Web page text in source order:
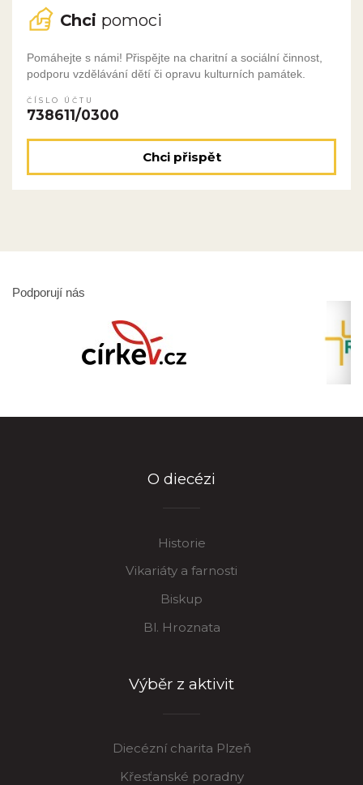
Chci pomoci
Pomáhejte s námi! Přispějte na charitní a sociální činnost,
podporu vzdělávání dětí či opravu kulturních památek.
ČÍSLO ÚČTU
738611/0300
Chci přispět
Podporují nás
O diecézi
Historie
Vikariáty a farnosti
Biskup
Bl. Hroznata
Výběr z aktivit
Diecézní charita Plzeň
Křesťanské poradny